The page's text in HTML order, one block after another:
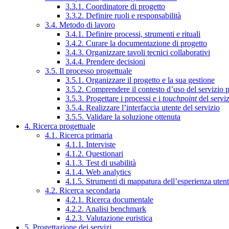
3.3.1. Coordinatore di progetto
3.3.2. Definire ruoli e responsabilità
3.4. Metodo di lavoro
3.4.1. Definire processi, strumenti e rituali
3.4.2. Curare la documentazione di progetto
3.4.3. Organizzare tavoli tecnici collaborativi
3.4.4. Prendere decisioni
3.5. Il processo progettuale
3.5.1. Organizzare il progetto e la sua gestione
3.5.2. Comprendere il contesto d’uso del servizio
3.5.3. Progettare i processi e i touchpointdel
3.5.4. Realizzare l’interfaccia utente del servizio
3.5.5. Validare la soluzione ottenuta
4. Ricerca progettuale
4.1. Ricerca primaria
4.1.1. Interviste
4.1.2. Questionari
4.1.3. Test di usabilità
4.1.4. Web analytics
4.1.5. Strumenti di mappatura dell’esperienza
4.2. Ricerca secondaria
4.2.1. Ricerca documentale
4.2.2. Analisi benchmark
4.2.3. Valutazione euristica
5. Progettazione dei servizi